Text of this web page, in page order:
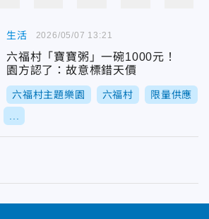
生活
六福村「寶寶粥」一碗1000元！
園方認了：故意標錯天價
六福村主題樂園 六福村 限量供應
2026/05/07 13:21